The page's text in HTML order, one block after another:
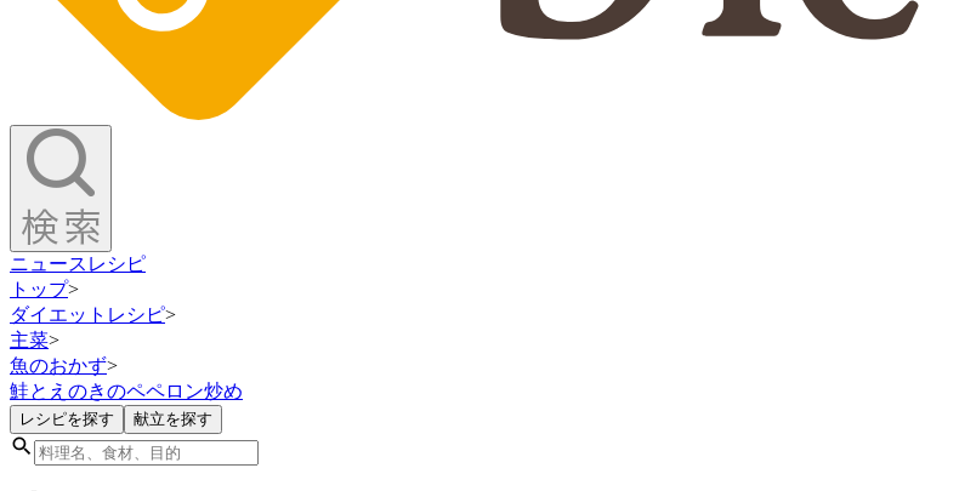
ニュース レシピ
トップ>
ダイエットレシピ>
主菜>
魚のおかず>
鮭とえのきのペペロン炒め
レシピを探す 献立を探す